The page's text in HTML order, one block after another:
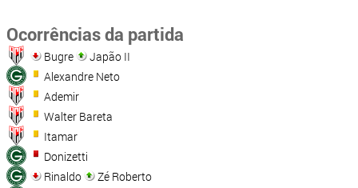
Ocorrências da partida
Bugre
Japão II
Alexandre Neto
Ademir
Walter Bareta
Itamar
Donizetti
Rinaldo
Zé Roberto